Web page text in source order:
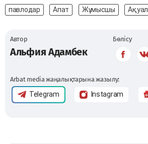
павлодар Апат Жұмысшы Ақуал
Автор
Альфия Адамбек
Бөлісу
Arbat media жаңалықтарына жазылу:
Telegram Instagram